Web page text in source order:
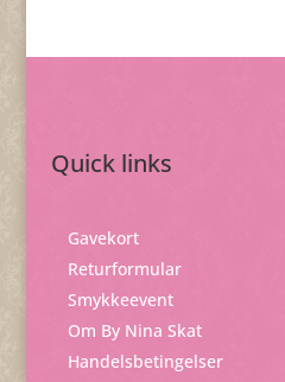
Quick links
Gavekort
Returformular
Smykkeevent
Om By Nina Skat
Handelsbetingelser